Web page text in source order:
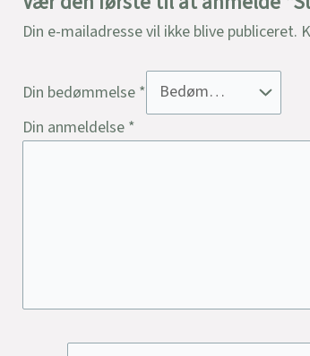
Din e-mailadresse vil ikke blive publiceret.
Din bedømmelse *
Din anmeldelse *